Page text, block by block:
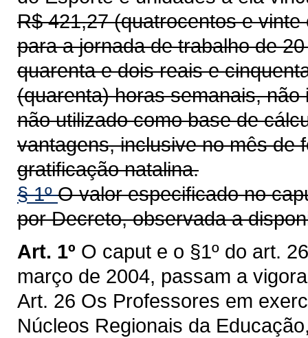
R$ 421,27 (quatrocentos e
para a jornada de trabalho de
quarenta e dois reais e
(quarenta) horas semanais,
não utilizado como base de
vantagens, inclusive no mês de
gratificação natalina.
§ 1ºO valor especificado no
por Decreto, observada a
Art. 1º O caput e o §1º do art.
março de 2004, passam a
Art. 26 Os Professores em
Núcleos Regionais da